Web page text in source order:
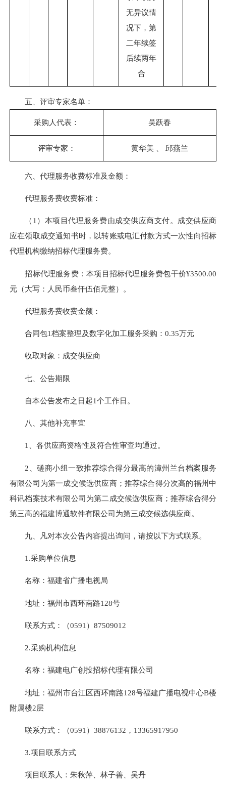
无异议情
况下，第
二年续签
后续两年
合
五、评审专家名单：
采购人代表： 吴跃春
评审专家： 黄华美 、 邱燕兰
六、代理服务收费标准及金额：
代理服务费收费标准：
（1）本项目代理服务费由成交供应商支付。成交供应商
应在领取成交通知书时，以转账或电汇付款方式一次性向招标
代理机构缴纳招标代理服务费。
招标代理服务费：本项目招标代理服务费包干价¥3500.00
元（大写：人民币叁仟伍佰元整）。
代理服务费收费金额：
合同包1档案整理及数字化加工服务采购：0.35万元
收取对象：成交供应商
七、公告期限
自本公告发布之日起1个工作日。
八、其他补充事宜
1、各供应商资格性及符合性审查均通过。
2、磋商小组一致推荐综合得分最高的漳州兰台档案服务
有限公司为第一成交候选供应商；推荐综合得分次高的福州中
科讯档案技术有限公司为第二成交候选供应商；推荐综合得分
第三高的福建博通软件有限公司为第三成交候选供应商。
九、凡对本次公告内容提出询问，请按以下方式联系。
1.采购单位信息
名称：福建省广播电视局
地址：福州市西环南路128号
联系方式： （0591）87509012
2.采购机构信息
名称：福建电广创投招标代理有限公司
地址：福州市台江区西环南路128号福建广播电视中心B楼
附属楼2层
联系方式： （0591）38876132，13365917950
3.项目联系方式
项目联系人：朱秋萍、林子善、吴丹